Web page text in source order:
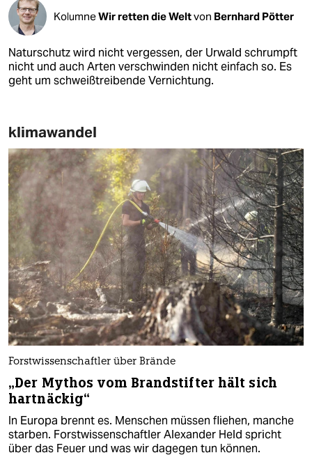
KolumneWir retten die Weltvon Bernhard Pötter
Naturschutz wird nicht vergessen, der Urwald schrumpft
nicht und auch Arten verschwinden nicht einfach so. Es
geht um schweißtreibende Vernichtung.
klimawandel
Forstwissenschaftler über Brände
„Der Mythos vom Brandstifter hält sich
hartnäckig“
In Europa brennt es. Menschen müssen fliehen, manche
starben. Forstwissenschaftler Alexander Held spricht
über das Feuer und was wir dagegen tun können.